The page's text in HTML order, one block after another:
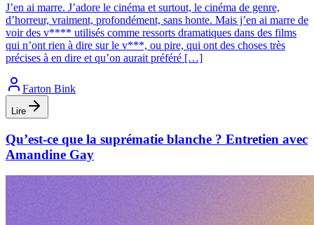
J’en ai marre. J’adore le cinéma et surtout, le cinéma de genre,
d’horreur, vraiment, profondément, sans honte. Mais j’en ai marre de
voir des v**** utilisés comme ressorts dramatiques dans des films
qui n’ont rien à dire sur le v***, ou pire, qui ont des choses très
précises à en dire et qu’on aurait préféré […]
Farton Bink
Lire
Qu’est-ce que la suprématie blanche ? Entretien avec
Amandine Gay